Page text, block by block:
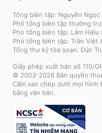
Tổng biên tập: Nguyễn Ngọc
Phó tổng biên tập thường
Phó tổng biên tập: Lâm Hiếu
Phó tổng biên tập: Trần Việt
Tổng thư ký tòa soạn: Đức
Giấy phép xuất bản số 110/
© 2003-2026 Bản quyền
Cấm sao chép dưới mọi
bằng văn bản.